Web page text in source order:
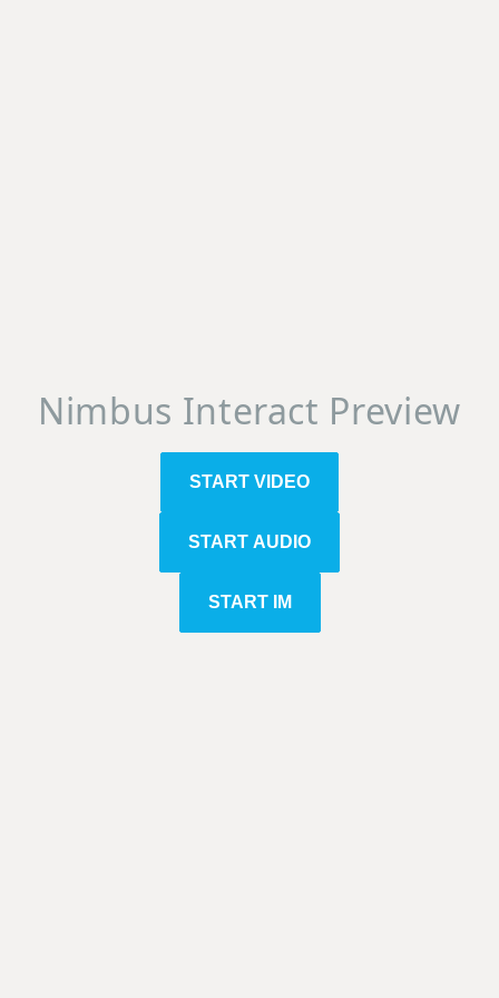
Nimbus Interact Preview
START VIDEO
START AUDIO
START IM